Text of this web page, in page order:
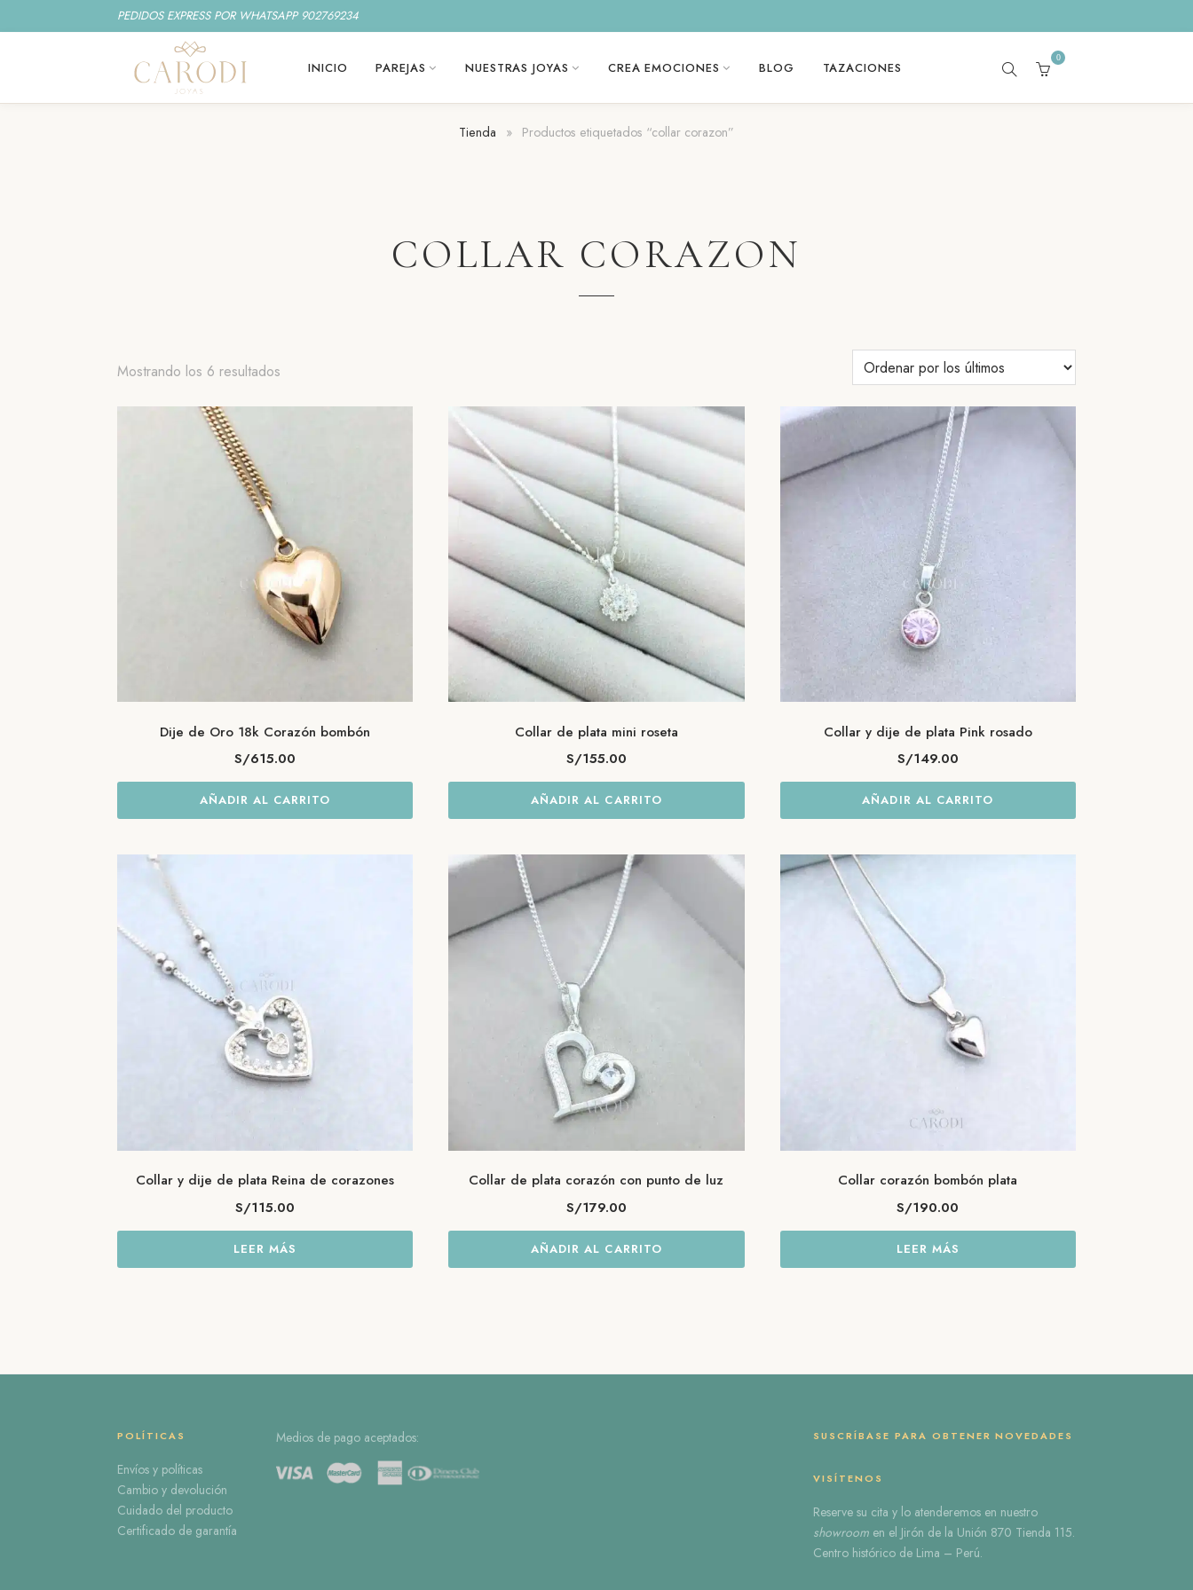
PEDIDOS EXPRESS POR WHATSAPP 902769234
INICIO PAREJAS NUESTRAS JOYAS CREA EMOCIONES BLOG TAZACIONES
SEARCH
0
Tienda » Productos etiquetados “collar corazon”
COLLAR CORAZON
Mostrando los 6 resultados
Dije de Oro 18k Corazón bombón
S/615.00
AÑADIR AL CARRITO
Collar de plata mini roseta
S/155.00
AÑADIR AL CARRITO
Collar y dije de plata Pink rosado
S/149.00
AÑADIR AL CARRITO
Collar y dije de plata Reina de corazones
S/115.00
LEER MÁS
Collar de plata corazón con punto de luz
S/179.00
AÑADIR AL CARRITO
Collar corazón bombón plata
S/190.00
LEER MÁS
POLÍTICAS
Envíos y políticas
Cambio y devolución
Cuidado del producto
Certificado de garantía
Medios de pago aceptados: SUSCRÍBASE PARA OBTENER NOVEDADES
VISÍTENOS
Reserve su cita y lo atenderemos en nuestro
showroomen el Jirón de la Unión 870 Tienda 115.
Centro histórico de Lima – Perú.